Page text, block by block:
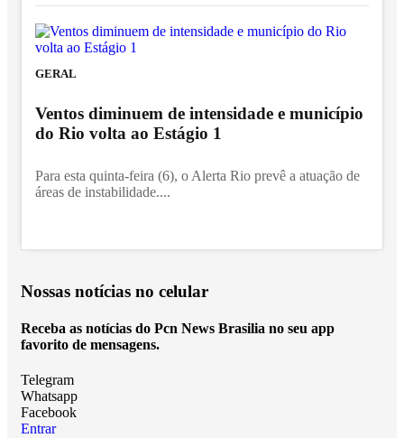
GERAL
Ventos diminuem de intensidade e município
do Rio volta ao Estágio 1
Para esta quinta-feira (6), o Alerta Rio prevê a atuação de
áreas de instabilidade....
Nossas notícias no celular
Receba as notícias do Pcn News Brasilia no seu app
favorito de mensagens.
Telegram
Whatsapp
Facebook
Entrar